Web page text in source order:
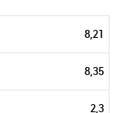
8,21
8,35
2,3